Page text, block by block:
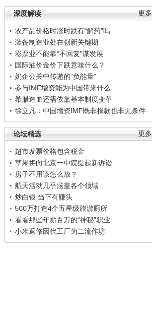
更多
深度解读
农产品价格时涨时跌有“解药”吗
装备制造业处在创新关键期
彩票业不能靠“不回复”谋发展
国际油价金价下跌意味什么？
奶企公关中传递的“负能量”
参与IMF增资能为中国带来什么
希腊造血还需依靠基本制度变革
徐立凡：中国增资IMF既非捐款也非无条件
更多
论坛精选
超市发票价格包含税金
苹果将向北京一中院提起新诉讼
房子不用该怎么放？
航天活动几乎涵盖各个领域
炒白银 当下有赚头
500万打造4个五星级旅游厕所
看看那些年薪百万的“神秘”职业
小米返修因代工厂为二流作坊